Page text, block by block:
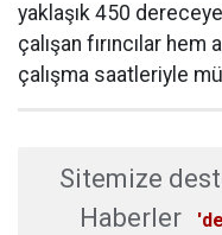
yaklaşık 450 dereceye
çalışan fırıncılar hem
çalışma saatleriyle
Sitemize
Haberler